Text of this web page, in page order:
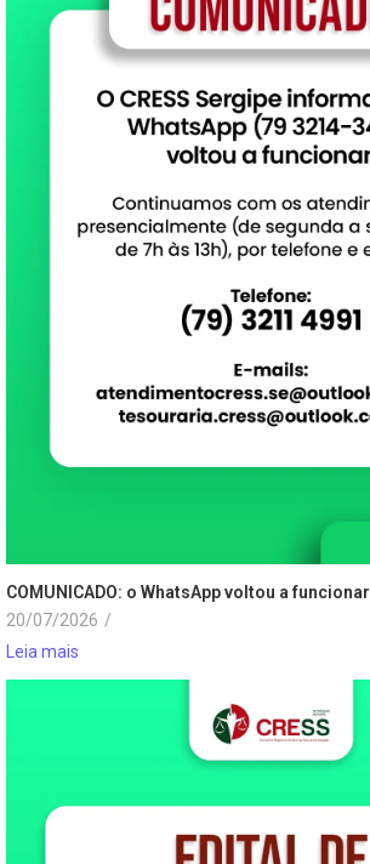
COMUNICADO: o WhatsApp voltou a funcionar
20/07/2026 /
Leia mais